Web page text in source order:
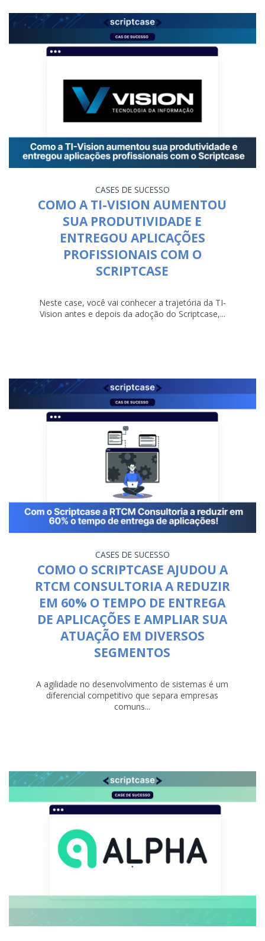
CASES DE SUCESSO
COMO A TI-VISION AUMENTOU
SUA PRODUTIVIDADE E
ENTREGOU APLICAÇÕES
PROFISSIONAIS COM O
SCRIPTCASE
Neste case, você vai conhecer a trajetória da TI-
Vision antes e depois da adoção do Scriptcase,...
CASES DE SUCESSO
COMO O SCRIPTCASE AJUDOU A
RTCM CONSULTORIA A REDUZIR
EM 60% O TEMPO DE ENTREGA
DE APLICAÇÕES E AMPLIAR SUA
ATUAÇÃO EM DIVERSOS
SEGMENTOS
A agilidade no desenvolvimento de sistemas é um
diferencial competitivo que separa empresas
comuns...